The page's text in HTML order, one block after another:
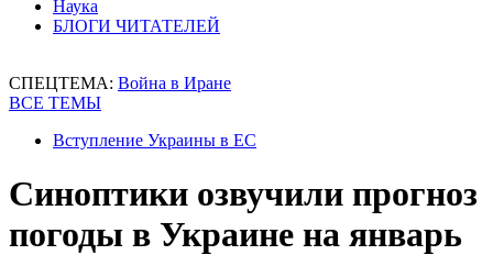
Наука
БЛОГИ ЧИТАТЕЛЕЙ
СПЕЦТЕМА: Война в Иране
ВСЕ ТЕМЫ
Вступление Украины в ЕС
Синоптики озвучили прогноз
погоды в Украине на январь